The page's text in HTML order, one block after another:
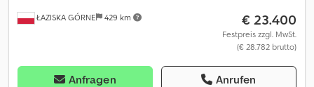
ŁAZISKA GÓRNE 429 km € 23.400
Festpreis zzgl. MwSt.
(€ 28.782 brutto)
Anfragen Anrufen